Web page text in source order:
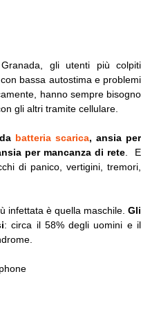
gli utenti più colpiti
bassa autostima e problemi
hanno sempre bisogno
gli altri tramite cellulare.
batteria scarica, ansia per
per mancanza di rete. E
di panico, vertigini, tremori,
infettata è quella maschile. Gli
: circa il 58% degli uomini e il